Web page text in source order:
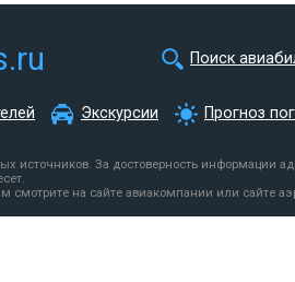
Поиск
Экскурсии Прогноз
источников. За достоверность информации
на сайте авиакомпании или сайте